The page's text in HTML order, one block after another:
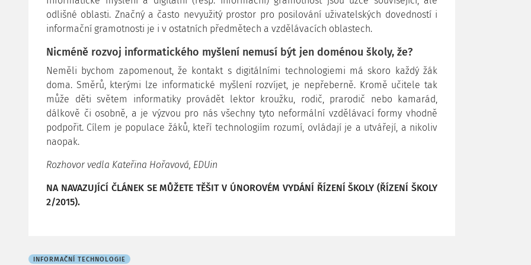
odlišné oblasti. Značný a často nevyužitý prostor pro posilování uživatelských dovedností i
informační gramotnosti je i v ostatních předmětech a vzdělávacích oblastech.
Nicméně rozvoj informatického myšlení nemusí být jen doménou školy, že?
Neměli bychom zapomenout, že kontakt s digitálními technologiemi má skoro každý žák
doma. Směrů, kterými lze informatické myšlení rozvíjet, je nepřeberně. Kromě učitele tak
může děti světem informatiky provádět lektor kroužku, rodič, prarodič nebo kamarád,
dálkově či osobně, a je výzvou pro nás všechny tyto neformální vzdělávací formy vhodně
podpořit. Cílem je populace žáků, kteří technologiím rozumí, ovládají je a utvářejí, a nikoliv
naopak.
Rozhovor vedla Kateřina Hořavová, EDUin
NA NAVAZUJÍCÍ ČLÁNEK SE MŮŽETE TĚŠIT V ÚNOROVÉM VYDÁNÍ ŘÍZENÍ ŠKOLY (ŘÍZENÍ ŠKOLY
2/2015).
INFORMAČNÍ TECHNOLOGIE